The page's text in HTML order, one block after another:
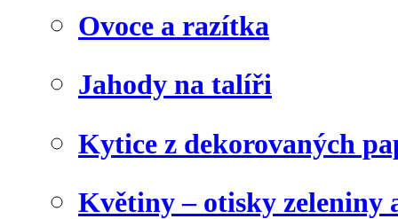
Ovoce a razítka
Jahody na talíři
Kytice z dekorovaných
Květiny – otisky zeleniny